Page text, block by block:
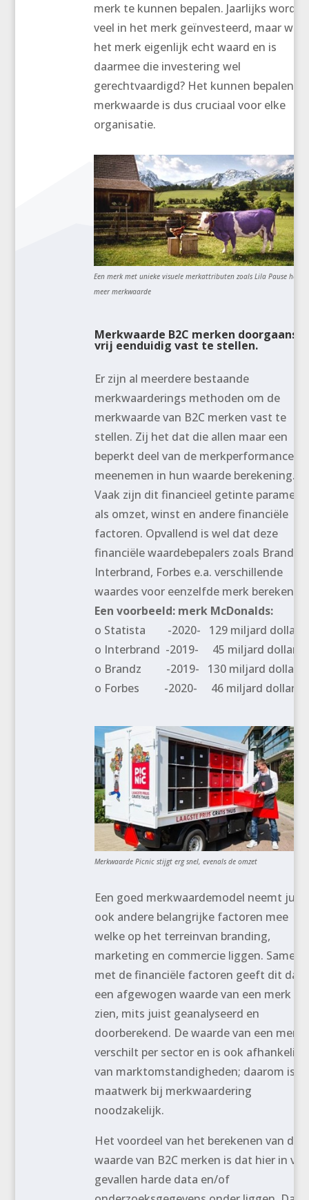
merk te kunnen bepalen. Jaarlijks wordt
veel in het merk geïnvesteerd, maar wat
het merk eigenlijk echt waard en is
daarmee die investering wel
gerechtvaardigd? Het kunnen bepalen
merkwaarde is dus cruciaal voor elke
organisatie.
Een merk met unieke visuele merkattributen zoals Lila Pause heeft
meer merkwaarde
Merkwaarde B2C merken doorgaans
vrij eenduidig vast te stellen.
Er zijn al meerdere bestaande
merkwaarderings methoden om de
merkwaarde van B2C merken vast te
stellen. Zij het dat die allen maar een
beperkt deel van de merkperformance
meenemen in hun waarde berekening.
Vaak zijn dit financieel getinte
als omzet, winst en andere financiële
factoren. Opvallend is wel dat deze
financiële waardebepalers zoals Brandz,
Interbrand, Forbes e.a. verschillende
waardes voor eenzelfde merk
Een voorbeeld: merk McDonalds:
o Statista -2020- 129 miljard dollar
o Interbrand -2019- 45 miljard dollar
o Brandz -2019- 130 miljard dollar
o Forbes -2020- 46 miljard dollar
Merkwaarde Picnic stijgt erg snel, evenals de omzet
Een goed merkwaardemodel neemt juist
ook andere belangrijke factoren mee
welke op het terreinvan branding,
marketing en commercie liggen. Samen
met de financiële factoren geeft dit dan
een afgewogen waarde van een merk te
zien, mits juist geanalyseerd en
doorberekend. De waarde van een merk
verschilt per sector en is ook afhankelijk
van marktomstandigheden; daarom is
maatwerk bij merkwaardering
noodzakelijk.
Het voordeel van het berekenen van de
waarde van B2C merken is dat hier in
gevallen harde data en/of